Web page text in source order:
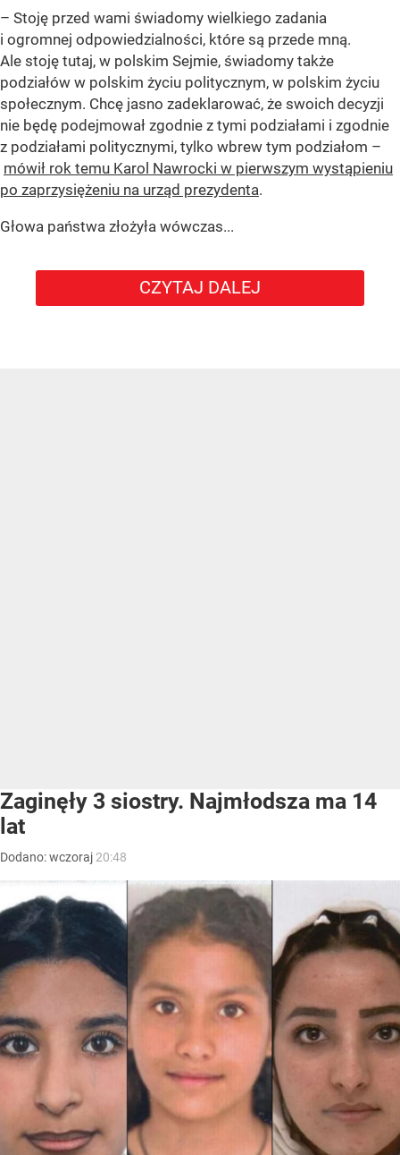
– Stoję przed wami świadomy wielkiego zadania
i ogromnej odpowiedzialności, które są przede mną.
Ale stoję tutaj, w polskim Sejmie, świadomy także
podziałów w polskim życiu politycznym, w polskim życiu
społecznym. Chcę jasno zadeklarować, że swoich decyzji
nie będę podejmował zgodnie z tymi podziałami i zgodnie
z podziałami politycznymi, tylko wbrew tym podziałom –
mówił rok temu Karol Nawrocki w pierwszym wystąpieniu
po zaprzysiężeniu na urząd prezydenta.
Głowa państwa złożyła wówczas...
CZYTAJ DALEJ
Zaginęły 3 siostry. Najmłodsza ma 14
lat
Dodano:wczoraj 20:48